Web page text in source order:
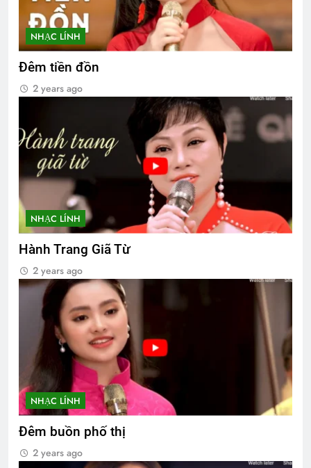
NHẠC LÍNH
Đêm tiền đồn
2 years ago
NHẠC LÍNH
Hành Trang Giã Từ
2 years ago
NHẠC LÍNH
Đêm buồn phố thị
2 years ago